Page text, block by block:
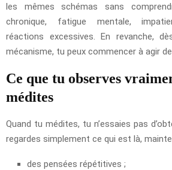
les mêmes schémas sans
chronique, fatigue mentale,
réactions excessives. En revanche,
mécanisme, tu peux commencer à agir
Ce que tu observes
médites
Quand tu médites, tu n’essaies pas
regardes simplement ce qui est là,
des pensées répétitives ;